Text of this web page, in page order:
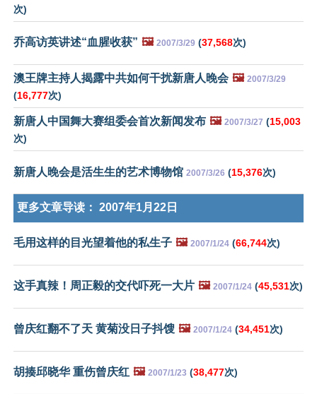
次)
乔高访英讲述“血腥收获” 🖼️ 2007/3/29 (37,568次)
澳王牌主持人揭露中共如何干扰新唐人晚会 🖼️ 2007/3/29
(16,777次)
新唐人中国舞大赛组委会首次新闻发布 🖼️ 2007/3/27 (15,003
次)
新唐人晚会是活生生的艺术博物馆 2007/3/26 (15,376次)
更多文章导读： 2007年1月22日
毛用这样的目光望着他的私生子 🖼️ 2007/1/24 (66,744次)
这手真辣！周正毅的交代吓死一大片 🖼️ 2007/1/24 (45,531次)
曾庆红翻不了天 黄菊没日子抖馊 🖼️ 2007/1/24 (34,451次)
胡揍邱晓华 重伤曾庆红 🖼️ 2007/1/23 (38,477次)